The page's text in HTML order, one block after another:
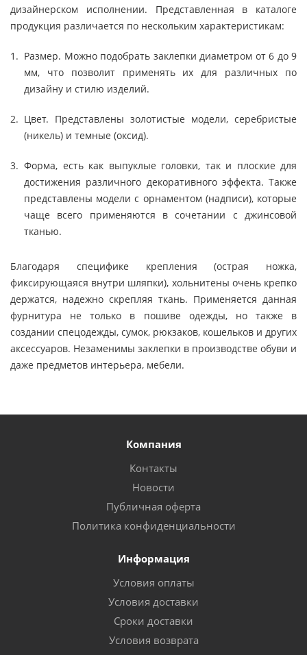
дизайнерском исполнении. Представленная в каталоге
продукция различается по нескольким характеристикам:
Размер. Можно подобрать заклепки диаметром от 6 до 9
мм, что позволит применять их для различных по
дизайну и стилю изделий.
Цвет. Представлены золотистые модели, серебристые
(никель) и темные (оксид).
Форма, есть как выпуклые головки, так и плоские для
достижения различного декоративного эффекта. Также
представлены модели с орнаментом (надписи), которые
чаще всего применяются в сочетании с джинсовой
тканью.
Благодаря специфике крепления (острая ножка,
фиксирующаяся внутри шляпки), хольнитены очень крепко
держатся, надежно скрепляя ткань. Применяется данная
фурнитура не только в пошиве одежды, но также в
создании спецодежды, сумок, рюкзаков, кошельков и других
аксессуаров. Незаменимы заклепки в производстве обуви и
даже предметов интерьера, мебели.
Компания
Контакты
Новости
Публичная оферта
Политика конфиденциальности
Информация
Условия оплаты
Условия доставки
Сроки доставки
Условия возврата